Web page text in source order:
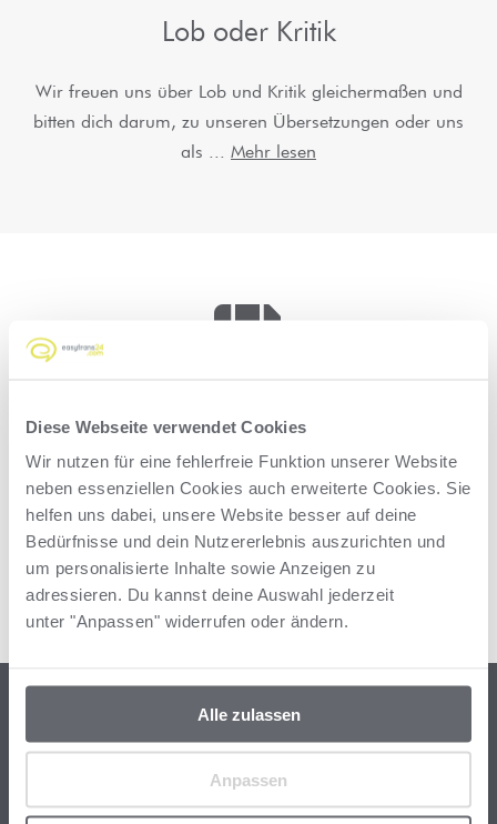
Diese Webseite verwendet Cookies
Wir nutzen für eine fehlerfreie Funktion unserer Website
neben essenziellen Cookies auch erweiterte Cookies. Sie
helfen uns dabei, unsere Website besser auf deine
Bedürfnisse und dein Nutzererlebnis auszurichten und
um personalisierte Inhalte sowie Anzeigen zu
adressieren. Du kannst deine Auswahl jederzeit
unter "Anpassen" widerrufen oder ändern.
Alle zulassen
Anpassen
Medizinische Übersetzungen
Technische Übersetzungen
Umwelttechnik
Polnische Übersetzungen
Russische Übersetzungen
Ukrainische Übersetzungen
Fragen und AntwortenLob oder Kritik
Wir freuen uns über Lob und Kritik gleichermaßen und
bitten dich darum, zu unseren Übersetzungen oder uns
als
Mehr lesen
Translation Memories
sich unter Umständen deine Anforderungen oder du
hast best
Mehr lesen
So erreichst du uns